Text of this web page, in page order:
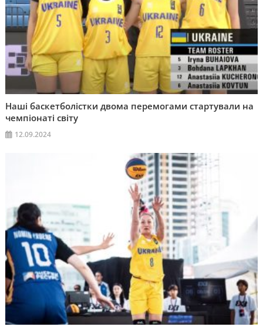
Наші баскетболістки двома перемогами стартували на
чемпіонаті світу
12.09.2024